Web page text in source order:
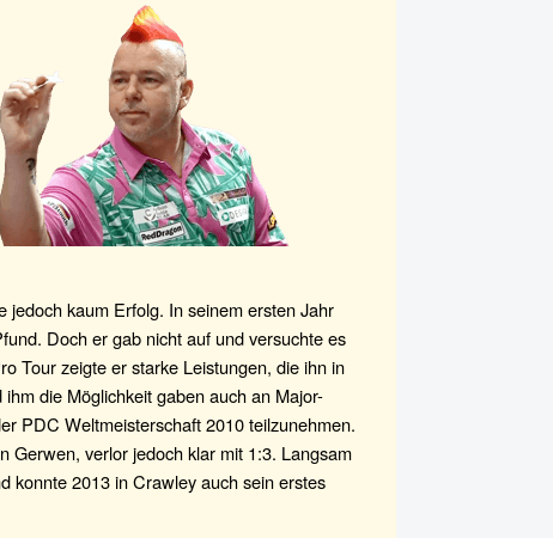
jedoch kaum Erfolg. In seinem ersten Jahr
Doch er gab nicht auf und versuchte es
Tour zeigte er starke Leistungen, die ihn in
die Möglichkeit gaben auch an Major-
PDC Weltmeisterschaft 2010 teilzunehmen.
Gerwen, verlor jedoch klar mit 1:3. Langsam
konnte 2013 in Crawley auch sein erstes